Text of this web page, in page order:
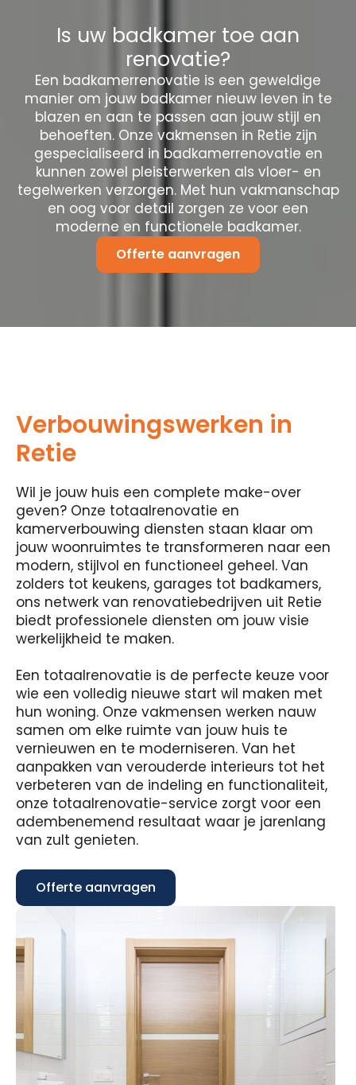
Is uw badkamer toe aan
renovatie?
Een badkamerrenovatie is een geweldige
manier om jouw badkamer nieuw leven in te
blazen en aan te passen aan jouw stijl en
behoeften. Onze vakmensen in Retie zijn
gespecialiseerd in badkamerrenovatie en
kunnen zowel pleisterwerken als vloer- en
tegelwerken verzorgen. Met hun vakmanschap
en oog voor detail zorgen ze voor een
moderne en functionele badkamer.
Offerte aanvragen
Verbouwingswerken in
Retie
Wil je jouw huis een complete make-over
geven? Onze totaalrenovatie en
kamerverbouwing diensten staan ​​klaar om
jouw woonruimtes te transformeren naar een
modern, stijlvol en functioneel geheel. Van
zolders tot keukens, garages tot badkamers,
ons netwerk van renovatiebedrijven uit Retie
biedt professionele diensten om jouw visie
werkelijkheid te maken.
Een totaalrenovatie is de perfecte keuze voor
wie een volledig nieuwe start wil maken met
hun woning. Onze vakmensen werken nauw
samen om elke ruimte van jouw huis te
vernieuwen en te moderniseren. Van het
aanpakken van verouderde interieurs tot het
verbeteren van de indeling en functionaliteit,
onze totaalrenovatie-service zorgt voor een
adembenemend resultaat waar je jarenlang
van zult genieten.
Offerte aanvragen